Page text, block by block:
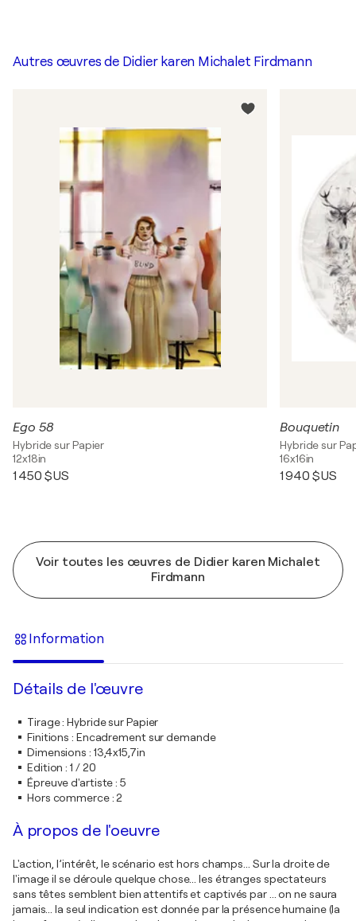
Autres œuvres de Didier karen Michalet Firdmann
Ego 58
Hybride sur Papier
12x18in
1 450 $US
Bouquetin
Hybride sur
16x16in
1 940 $US
Voir toutes les œuvres de Didier karen Michalet
Firdmann
Information
Détails de l'œuvre
Tirage:Hybride sur Papier
Finitions : Encadrement sur demande
Dimensions : 13,4x15,7in
Edition :1 / 20
Épreuve d'artiste:5
Hors commerce: 2
À propos de l'oeuvre
L'action, l’intérêt, le scénario est hors champs... Sur la droite de
l'image il se déroule quelque chose... les étranges spectateurs
sans têtes semblent bien attentifs et captivés par ... on ne saura
jamais... la seul indication est donnée par la présence humaine (la